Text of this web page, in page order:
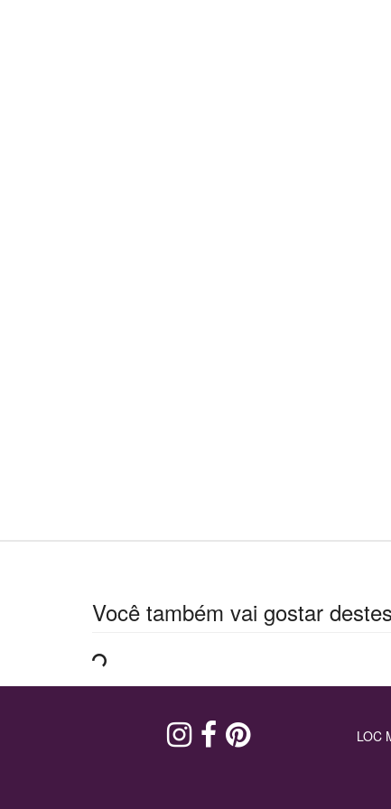
Você também vai gostar
LOC